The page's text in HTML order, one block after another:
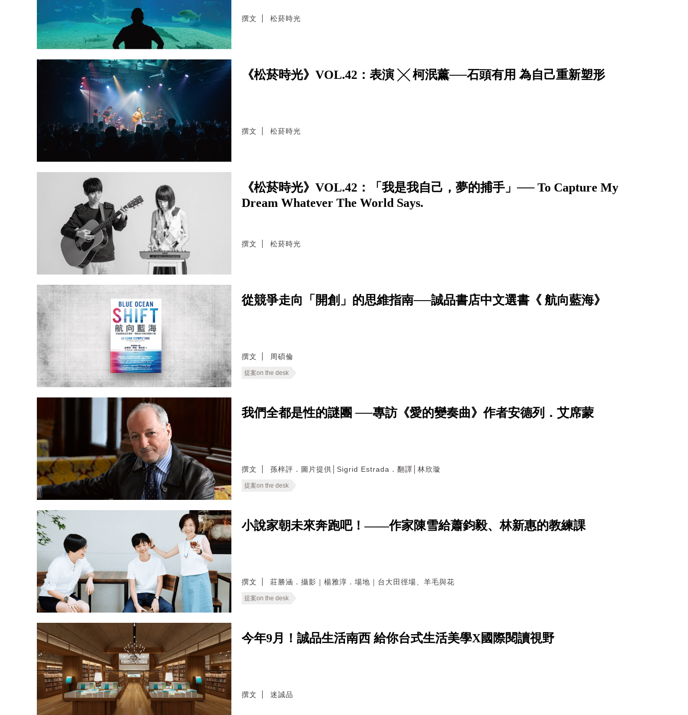
撰文 松菸時光
《松菸時光》VOL.42：表演 ╳ 柯泯薰──石頭有用 為自己重新塑形
撰文 松菸時光
《松菸時光》VOL.42：「我是我自己，夢的捕手」── To Capture My
Dream Whatever The World Says.
撰文 松菸時光
從競爭走向「開創」的思維指南──誠品書店中文選書《 航向藍海》
撰文 周碩倫
提案on the desk
我們全都是性的謎團 ──專訪《愛的變奏曲》作者安德列．艾席蒙
撰文 孫梓評．圖片提供│Sigrid Estrada．翻譯│林欣璇
提案on the desk
小說家朝未來奔跑吧！——作家陳雪給蕭鈞毅、林新惠的教練課
撰文 莊勝涵．攝影｜楊雅淳．場地｜台大田徑場、羊毛與花
提案on the desk
今年9月！誠品生活南西 給你台式生活美學X國際閱讀視野
撰文 迷誠品